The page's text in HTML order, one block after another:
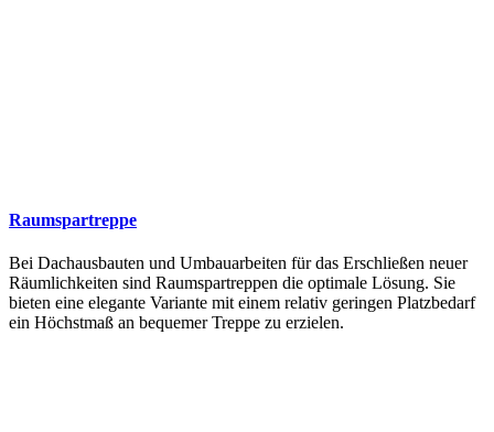
Raumspartreppe
Bei Dachausbauten und Umbauarbeiten für das Erschließen neuer
Räumlichkeiten sind Raumspartreppen die optimale Lösung. Sie
bieten eine elegante Variante mit einem relativ geringen Platzbedarf
ein Höchstmaß an bequemer Treppe zu erzielen.